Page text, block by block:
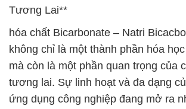
Tương Lai**
hóa chất Bicarbonate – Natri
không chỉ là một thành phần hóa
mà còn là một phần quan trọng của
tương lai. Sự linh hoạt và đa dạng
ứng dụng công nghiệp đang mở ra